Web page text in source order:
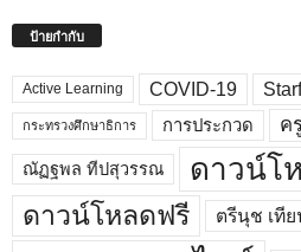
ป้ายกำกับ
Active Learning COVID-19
กระทรวงศึกษาธิการ การประกวด ค
ณัฏฐพล ทีปสุวรรณ ดาวน์โ
ดาวน์โหลดฟรี ตรีนุช เที